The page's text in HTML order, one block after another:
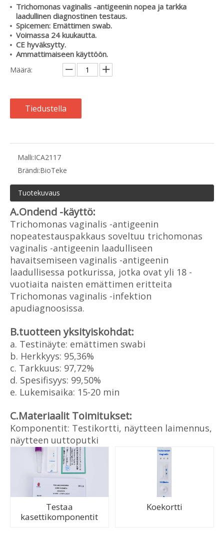
Trichomonas vaginalis -antigeenin nopea ja tarkka
laadullinen diagnostinen testaus.
Spicemen: Emättimen swab.
Voimassa 24 kuukautta.
CE hyväksytty.
Ammattimaiseen käyttöön.
Määrä:
Tiedustella
Malli:ICA2117
Brändi:BioTeke
Tuotekuvaus
A.Ondend -käyttö:
Trichomonas vaginalis -antigeenin
nopeatestauspakkaus soveltuu trichomonas
vaginalis -antigeenin laadulliseen
havaitsemiseen vaginalis -antigeenin
laadullisessa potkurissa, jotka ovat yli 18 -
vuotiaita naisten emättimen eritteita
Trichomonas vaginalis -infektion
apudiagnoosissa.
B.tuotteen yksityiskohdat:
a. Testinäyte: emättimen swabi
b. Herkkyys: 95,36%
c. Tarkkuus: 97,72%
d. Spesifisyys: 99,50%
e. Lukemisaika: 15-20 min
C.Materiaalit Toimitukset:
Komponentit: Testikortti, näytteen laimennus,
näytteen uuttoputki
Testaa
kasettikomponentit
Koekortti